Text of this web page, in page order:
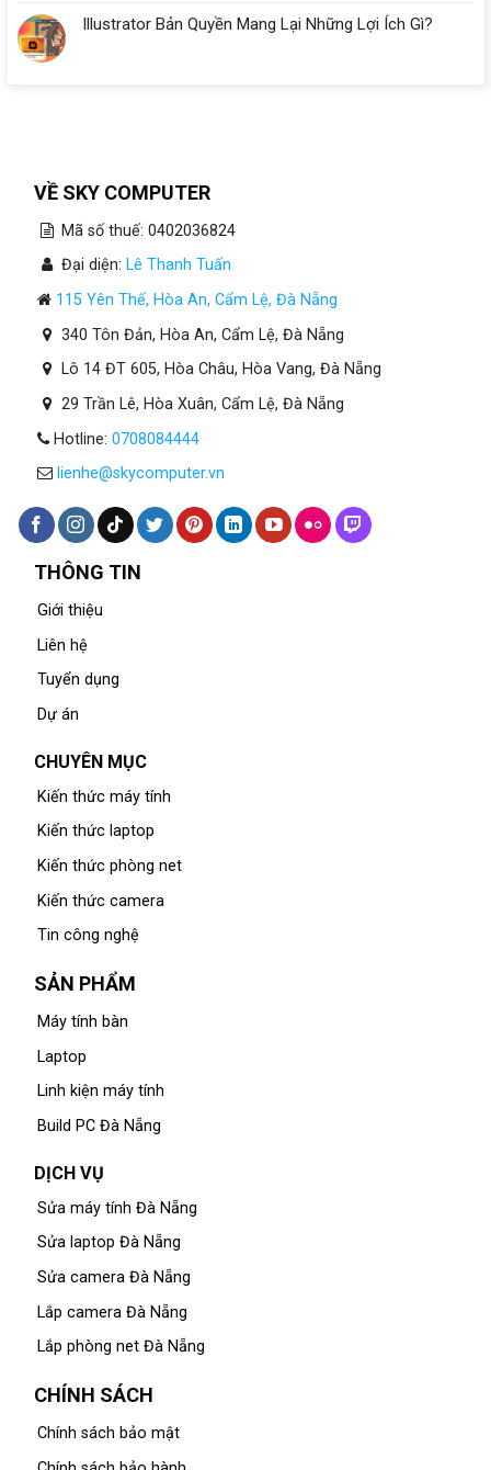
Illustrator Bản Quyền Mang Lại Những Lợi Ích Gì?
VỀ SKY COMPUTER
Mã số thuế: 0402036824
Đại diện: Lê Thanh Tuấn
115 Yên Thế, Hòa An, Cẩm Lệ, Đà Nẵng
340 Tôn Đản, Hòa An, Cẩm Lệ, Đà Nẵng
Lô 14 ĐT 605, Hòa Châu, Hòa Vang, Đà Nẵng
29 Trần Lê, Hòa Xuân, Cẩm Lệ, Đà Nẵng
Hotline: 0708084444
lienhe@skycomputer.vn
THÔNG TIN
Giới thiệu
Liên hệ
Tuyển dụng
Dự án
CHUYÊN MỤC
Kiến thức máy tính
Kiến thức laptop
Kiến thức phòng net
Kiến thức camera
Tin công nghệ
SẢN PHẨM
Máy tính bàn
Laptop
Linh kiện máy tính
Build PC Đà Nẵng
DỊCH VỤ
Sửa máy tính Đà Nẵng
Sửa laptop Đà Nẵng
Sửa camera Đà Nẵng
Lắp camera Đà Nẵng
Lắp phòng net Đà Nẵng
CHÍNH SÁCH
Chính sách bảo mật